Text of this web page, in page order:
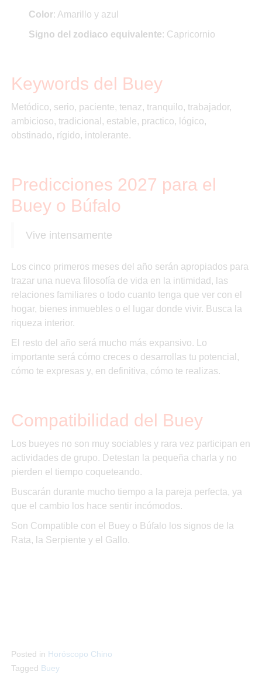
Color: Amarillo y azul
Signo del zodiaco equivalente: Capricornio
Keywords del Buey
Metódico, serio, paciente, tenaz, tranquilo, trabajador,
ambicioso, tradicional, estable, practico, lógico,
obstinado, rígido, intolerante.
Predicciones 2027 para el
Buey o Búfalo
Vive intensamente
Los cinco primeros meses del año serán apropiados para
trazar una nueva filosofía de vida en la intimidad, las
relaciones familiares o todo cuanto tenga que ver con el
hogar, bienes inmuebles o el lugar donde vivir. Busca la
riqueza interior.
El resto del año será mucho más expansivo. Lo
importante será cómo creces o desarrollas tu potencial,
cómo te expresas y, en definitiva, cómo te realizas.
Compatibilidad del Buey
Los bueyes no son muy sociables y rara vez participan en
actividades de grupo. Detestan la pequeña charla y no
pierden el tiempo coqueteando.
Buscarán durante mucho tiempo a la pareja perfecta, ya
que el cambio los hace sentir incómodos.
Son Compatible con el Buey o Búfalo los signos de la
Rata, la Serpiente y el Gallo.
Posted in Horóscopo Chino
Tagged Buey